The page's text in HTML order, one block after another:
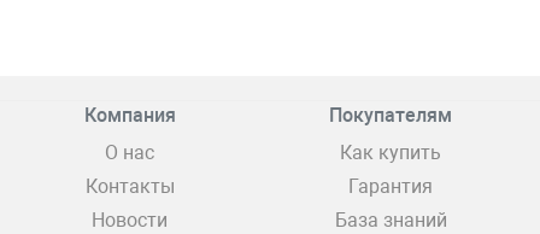
Компания
О нас
Контакты
Новости
Покупателям
Как купить
Гарантия
База знаний